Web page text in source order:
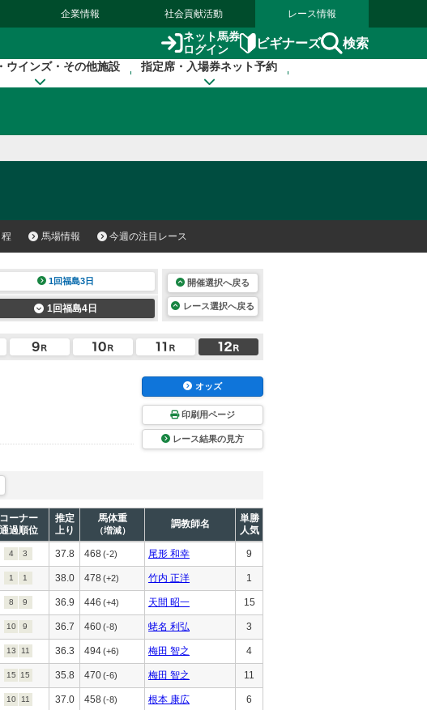
企業情報 社会貢献活動 レース情報
ネット馬券
ログイン
ビギナーズ 検索
ウインズ・その他施設 指定席・入場券ネット予約
馬場情報 今週の注目レース
1回福島3日
1回福島4日
開催選択へ戻る
レース選択へ戻る
オッズ
印刷用ページ
レース結果の見方
コーナー
通過順位
推定
上り
馬体重
（増減）
調教師名
単勝
人気
4 3 37.8 468(-2) 尾形 和幸 9
1 1 38.0 478 (+2) 竹内 正洋 1
8 9 36.9 446 (+4) 天間 昭一 15
10 9 36.7 460(-8) 蛯名 利弘 3
13 11 36.3 494(+6) 梅田 智之 4
15 15 35.8 470(-6) 梅田 智之 11
10 11 37.0 458(-8) 根本 康広 6